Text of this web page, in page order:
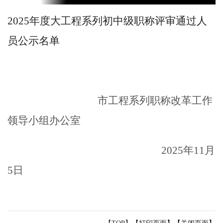
2025年度大工程系列初中级职称评审通过人
员公示名单
市工程系列职称改革工作
领导小组办公室
2025年1 1 月
5 日